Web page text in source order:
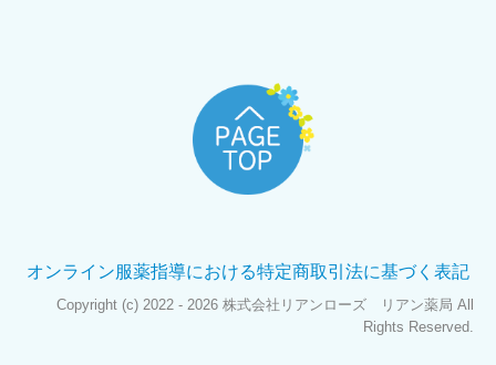
オンライン服薬指導における特定商取引法に基づく表記
Copyright (c) 2022 - 2026 株式会社リアンローズ リアン薬局 All
Rights Reserved.